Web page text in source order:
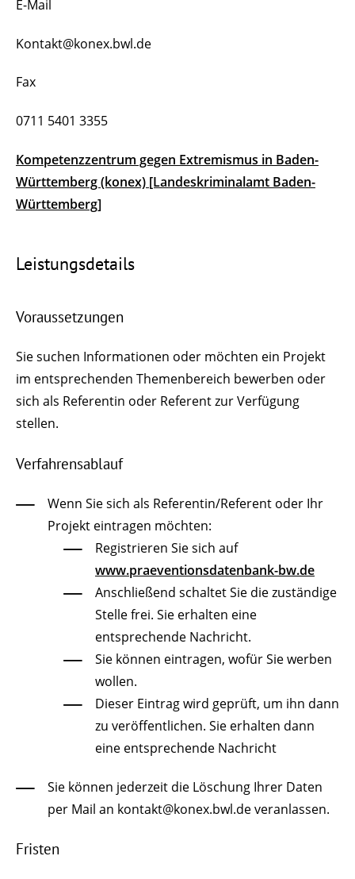
E-Mail
Kontakt@konex.bwl.de
Fax
0711 5401 3355
Kompetenzzentrum gegen Extremismus in Baden-
Württemberg (konex) [Landeskriminalamt Baden-
Württemberg]
Leistungsdetails
Voraussetzungen
Sie suchen Informationen oder möchten ein Projekt
im entsprechenden Themenbereich bewerben oder
sich als Referentin oder Referent zur Verfügung
stellen.
Verfahrensablauf
Wenn Sie sich als Referentin/Referent oder Ihr
Projekt eintragen möchten:
Registrieren Sie sich auf
www.praeventionsdatenbank-bw.de
Anschließend schaltet Sie die zuständige
Stelle frei. Sie erhalten eine
entsprechende Nachricht.
Sie können eintragen, wofür Sie werben
wollen.
Dieser Eintrag wird geprüft, um ihn dann
zu veröffentlichen. Sie erhalten dann
eine entsprechende Nachricht
Sie können jederzeit die Löschung Ihrer Daten
per Mail an kontakt@konex.bwl.de veranlassen.
Fristen